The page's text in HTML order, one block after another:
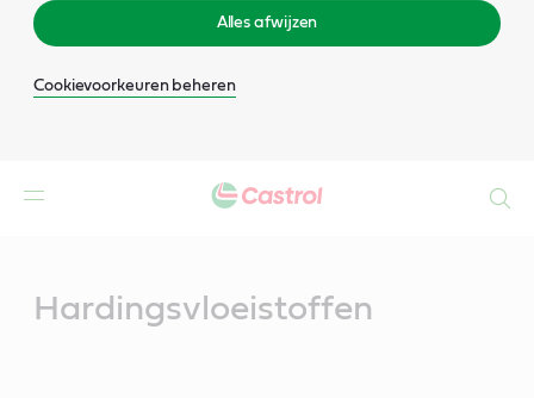
Alles afwijzen
Cookievoorkeuren beheren
Hardingsvloeistoffen